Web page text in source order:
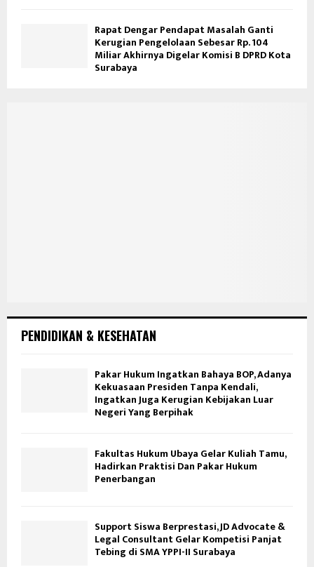
Rapat Dengar Pendapat Masalah Ganti
Kerugian Pengelolaan Sebesar Rp. 104
Miliar Akhirnya Digelar Komisi B DPRD Kota
Surabaya
PENDIDIKAN & KESEHATAN
Pakar Hukum Ingatkan Bahaya BOP, Adanya
Kekuasaan Presiden Tanpa Kendali,
Ingatkan Juga Kerugian Kebijakan Luar
Negeri Yang Berpihak
Fakultas Hukum Ubaya Gelar Kuliah Tamu,
Hadirkan Praktisi Dan Pakar Hukum
Penerbangan
Support Siswa Berprestasi, JD Advocate &
Legal Consultant Gelar Kompetisi Panjat
Tebing di SMA YPPI-II Surabaya